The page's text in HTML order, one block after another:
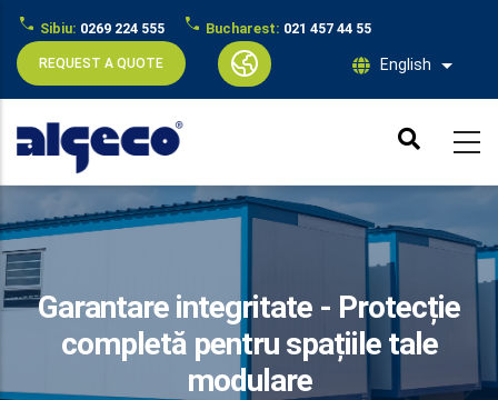
Skip
to
content
Sibiu: 0269 224 555 Bucharest: 021 457 44 55
English List
REQUEST A QUOTE
Garantare integritate - Protecție
completă pentru spațiile tale
modulare